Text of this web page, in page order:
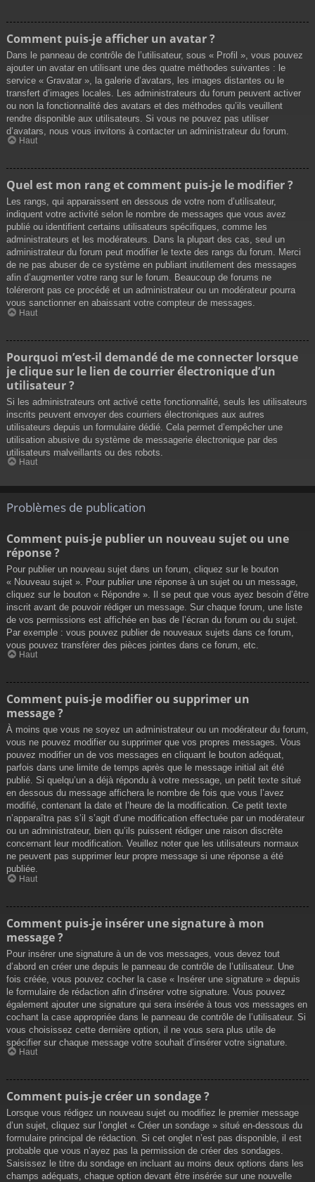
Comment puis-je afficher un avatar ?
Dans le panneau de contrôle de l’utilisateur, sous « Profil », vous pouvez
ajouter un avatar en utilisant une des quatre méthodes suivantes : le
service « Gravatar », la galerie d’avatars, les images distantes ou le
transfert d’images locales. Les administrateurs du forum peuvent activer
ou non la fonctionnalité des avatars et des méthodes qu’ils veuillent
rendre disponible aux utilisateurs. Si vous ne pouvez pas utiliser
d’avatars, nous vous invitons à contacter un administrateur du forum.
Haut
Quel est mon rang et comment puis-je le modifier ?
Les rangs, qui apparaissent en dessous de votre nom d’utilisateur,
indiquent votre activité selon le nombre de messages que vous avez
publié ou identifient certains utilisateurs spécifiques, comme les
administrateurs et les modérateurs. Dans la plupart des cas, seul un
administrateur du forum peut modifier le texte des rangs du forum. Merci
de ne pas abuser de ce système en publiant inutilement des messages
afin d’augmenter votre rang sur le forum. Beaucoup de forums ne
toléreront pas ce procédé et un administrateur ou un modérateur pourra
vous sanctionner en abaissant votre compteur de messages.
Haut
Pourquoi m’est-il demandé de me connecter lorsque
je clique sur le lien de courrier électronique d’un
utilisateur ?
Si les administrateurs ont activé cette fonctionnalité, seuls les utilisateurs
inscrits peuvent envoyer des courriers électroniques aux autres
utilisateurs depuis un formulaire dédié. Cela permet d’empêcher une
utilisation abusive du système de messagerie électronique par des
utilisateurs malveillants ou des robots.
Haut
Problèmes de publication
Comment puis-je publier un nouveau sujet ou une
réponse ?
Pour publier un nouveau sujet dans un forum, cliquez sur le bouton
« Nouveau sujet ». Pour publier une réponse à un sujet ou un message,
cliquez sur le bouton « Répondre ». Il se peut que vous ayez besoin d’être
inscrit avant de pouvoir rédiger un message. Sur chaque forum, une liste
de vos permissions est affichée en bas de l’écran du forum ou du sujet.
Par exemple : vous pouvez publier de nouveaux sujets dans ce forum,
vous pouvez transférer des pièces jointes dans ce forum, etc.
Haut
Comment puis-je modifier ou supprimer un
message ?
À moins que vous ne soyez un administrateur ou un modérateur du forum,
vous ne pouvez modifier ou supprimer que vos propres messages. Vous
pouvez modifier un de vos messages en cliquant le bouton adéquat,
parfois dans une limite de temps après que le message initial ait été
publié. Si quelqu’un a déjà répondu à votre message, un petit texte situé
en dessous du message affichera le nombre de fois que vous l’avez
modifié, contenant la date et l’heure de la modification. Ce petit texte
n’apparaîtra pas s’il s’agit d’une modification effectuée par un modérateur
ou un administrateur, bien qu’ils puissent rédiger une raison discrète
concernant leur modification. Veuillez noter que les utilisateurs normaux
ne peuvent pas supprimer leur propre message si une réponse a été
publiée.
Haut
Comment puis-je insérer une signature à mon
message ?
Pour insérer une signature à un de vos messages, vous devez tout
d’abord en créer une depuis le panneau de contrôle de l’utilisateur. Une
fois créée, vous pouvez cocher la case « Insérer une signature » depuis
le formulaire de rédaction afin d’insérer votre signature. Vous pouvez
également ajouter une signature qui sera insérée à tous vos messages en
cochant la case appropriée dans le panneau de contrôle de l’utilisateur. Si
vous choisissez cette dernière option, il ne vous sera plus utile de
spécifier sur chaque message votre souhait d’insérer votre signature.
Haut
Comment puis-je créer un sondage ?
Lorsque vous rédigez un nouveau sujet ou modifiez le premier message
d’un sujet, cliquez sur l’onglet « Créer un sondage » situé en-dessous du
formulaire principal de rédaction. Si cet onglet n’est pas disponible, il est
probable que vous n’ayez pas la permission de créer des sondages.
Saisissez le titre du sondage en incluant au moins deux options dans les
champs adéquats, chaque option devant être insérée sur une nouvelle